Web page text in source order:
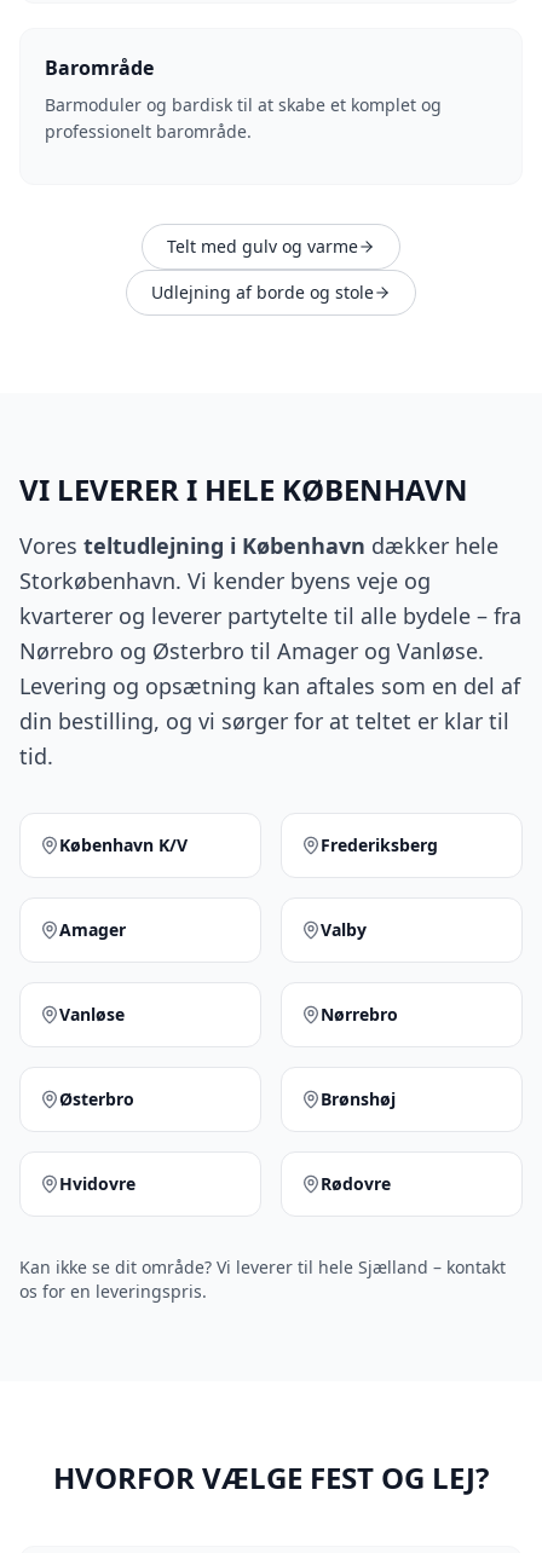
Barområde
Barmoduler og bardisk til at skabe et komplet og
professionelt barområde.
Telt med gulv og varme
Udlejning af borde og stole
VI LEVERER I HELE KØBENHAVN
Vores teltudlejning i København dækker hele
Storkøbenhavn. Vi kender byens veje og
kvarterer og leverer partytelte til alle bydele – fra
Nørrebro og Østerbro til Amager og Vanløse.
Levering og opsætning kan aftales som en del af
din bestilling, og vi sørger for at teltet er klar til
tid.
København K/V Frederiksberg
Amager Valby
Vanløse Nørrebro
Østerbro Brønshøj
Hvidovre Rødovre
Kan ikke se dit område? Vi leverer til hele Sjælland – kontakt
os for en leveringspris.
HVORFOR VÆLGE FEST OG LEJ?